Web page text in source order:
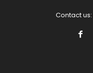
Contact us: